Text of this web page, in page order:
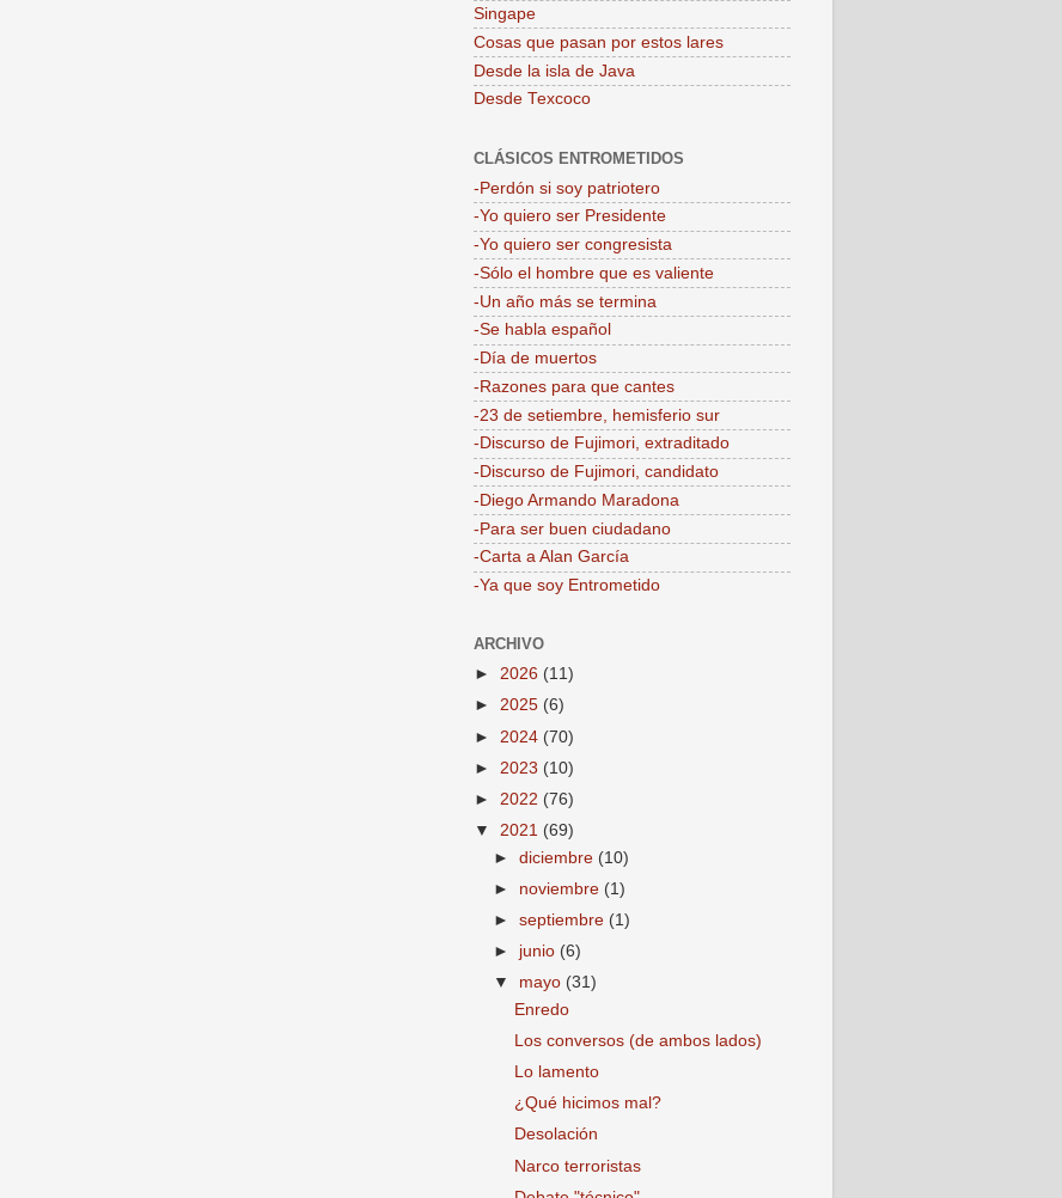
Singape
Cosas que pasan por estos lares
Desde la isla de Java
Desde Texcoco
CLÁSICOS ENTROMETIDOS
-Perdón si soy patriotero
-Yo quiero ser Presidente
-Yo quiero ser congresista
-Sólo el hombre que es valiente
-Un año más se termina
-Se habla español
-Día de muertos
-Razones para que cantes
-23 de setiembre, hemisferio sur
-Discurso de Fujimori, extraditado
-Discurso de Fujimori, candidato
-Diego Armando Maradona
-Para ser buen ciudadano
-Carta a Alan García
-Ya que soy Entrometido
ARCHIVO
► 2026 (11)
► 2025 (6)
► 2024 (70)
► 2023 (10)
► 2022 (76)
▼ 2021 (69)
►diciembre (10)
► noviembre (1)
►septiembre (1)
► junio (6)
▼ mayo (31)
Enredo
Los conversos (de ambos lados)
Lo lamento
¿Qué hicimos mal?
Desolación
Narco terroristas